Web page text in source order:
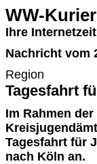
WW-Kurier
Ihre
Nachricht vom
Region
Tagesfahrt
Im Rahmen
Tagesfahrt für
nach Köln an.